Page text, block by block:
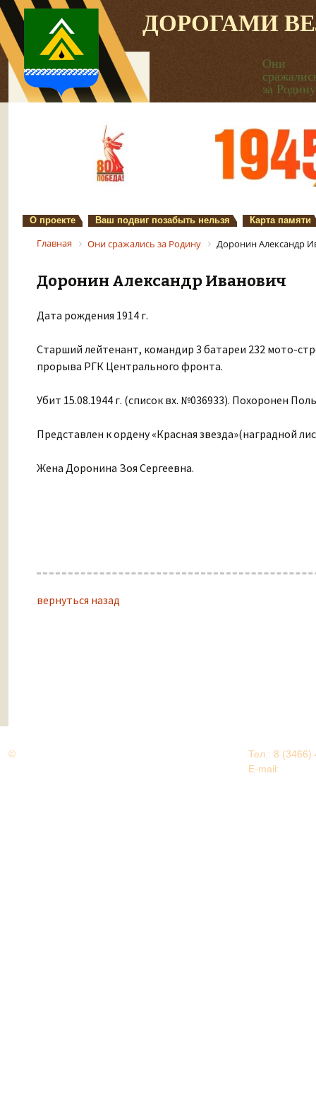
ДОРОГАМИ
Они
за Родину
О проекте Ваш подвиг позабыть нельзя Карта памяти
Главная Они сражались за Родину Доронин Александр
Доронин Александр Иванович
Дата рождения 1914 г.
Старший лейтенант, командир 3 батареи 232 мото-
прорыва РГК Центрального фронта.
Убит 15.08.1944 г. (список вх. №036933). Похоронен
Представлен к ордену «Красная звезда»(наградной
Жена Доронина Зоя Сергеевна.
вернуться назад
©
Тел.: 8 (3466)
E-mail: